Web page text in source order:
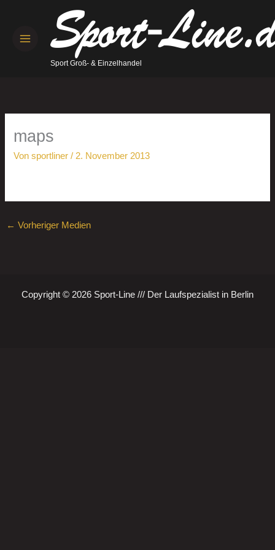
springen
Sport Groß- & Einzelhandel
maps
Vonsportliner/ 2. November 2013
← Vorheriger Medien
Copyright © 2026 Sport-Line /// Der Laufspezialist in Berlin